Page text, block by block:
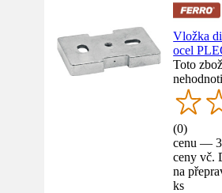
Vložka
ocel
Toto
(0)
cenu —
ceny vč.
na
ks